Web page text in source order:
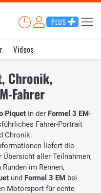
PLUS
Videos
Chronik,
Fahrer
Piquet in der Formel 3 EM-
Fahrer-Portrait
Chronik.
liefert die
Übersicht aller Teilnahmen,
im Rennen,
und Formel 3 EM bei
Motorsport für echte